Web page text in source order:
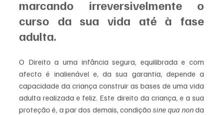
marcando irreversivelmente o
curso da sua vida até à fase
adulta.
O Direito a uma infância segura, equilibrada e com
afecto é inalienável e, da sua garantia, depende a
capacidade da criança construir as bases de uma vida
adulta realizada e feliz. Este direito da criança, e a sua
proteção é, a par dos demais, condição sine qua non da